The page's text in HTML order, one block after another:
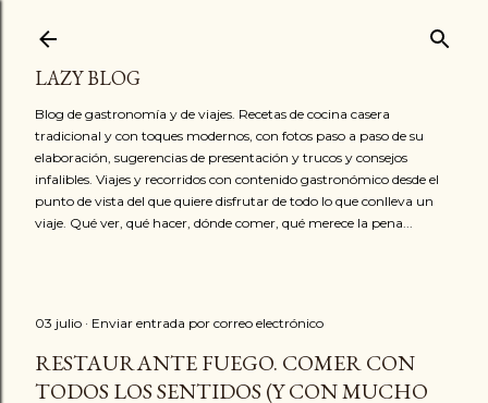
LAZY BLOG
Blog de gastronomía y de viajes. Recetas de cocina casera
tradicional y con toques modernos, con fotos paso a paso de su
elaboración, sugerencias de presentación y trucos y consejos
infalibles. Viajes y recorridos con contenido gastronómico desde el
punto de vista del que quiere disfrutar de todo lo que conlleva un
viaje. Qué ver, qué hacer, dónde comer, qué merece la pena...
03 julio Enviar entrada por correo electrónico
RESTAURANTE FUEGO. COMER CON
TODOS LOS SENTIDOS (Y CON MUCHO